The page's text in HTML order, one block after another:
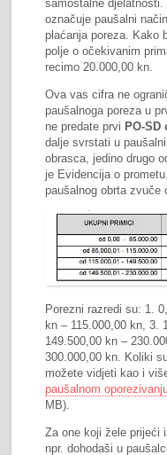
samostalne
označuje paušalni
plaćanja poreza. Kako
polje o očekivanim
recimo 20.000,00 kn.
Ova vas cifra ne
paušalnoga poreza u
ne predate prvi PO-SD
dalje svrstati u
obrasca, jedino drugo
je Evidencija o
paušalnog obrta zvuče
Porezni razredi su: 1.
kn – 115.000,00 kn, 3.
149.500,00 kn –
300.000,00 kn. Koliki
možete vidjeti kao i
paušalnom
MB).
Za one koji žele prijeći
npr. dohodaši u